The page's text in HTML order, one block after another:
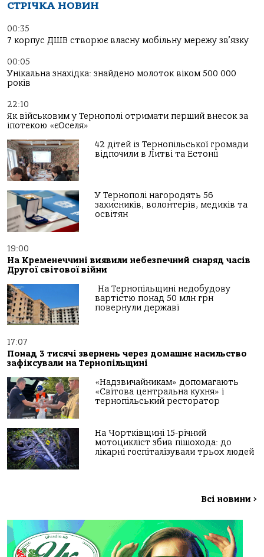
СТРІЧКА НОВИН
00:35
7 корпус ДШВ створює власну мобільну мережу зв’язку
00:05
Унікальна знахідка: знайдено молоток віком 500 000
років
22:10
Як військовим у Тернополі отримати перший внесок за
іпотекою «єОселя»
42 дітей із Тернопільської громади
відпочили в Литві та Естонії
У Тернополі нагородять 56
захисників, волонтерів, медиків та
освітян
19:00
На Кременеччині виявили небезпечний снаряд часів
Другої світової війни
На Тернопільщині недобудову
вартістю понад 50 млн грн
повернули державі
17:07
Понад 3 тисячі звернень через домашнє насильство
зафіксували на Тернопільщині
«Надзвичайникам» допомагають
«Світова центральна кухня» і
тернопільський ресторатор
На Чортківщині 15-річний
мотоцикліст збив пішохода: до
лікарні госпіталізували трьох людей
Всі новини >